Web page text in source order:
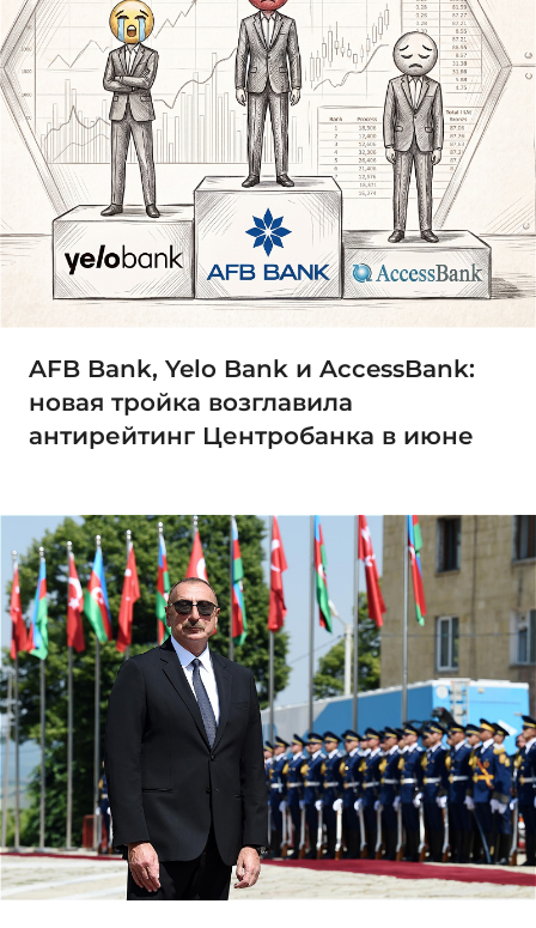
AFB Bank, Yelo Bank и AccessBank:
новая тройка возглавила
антирейтинг Центробанка в июне